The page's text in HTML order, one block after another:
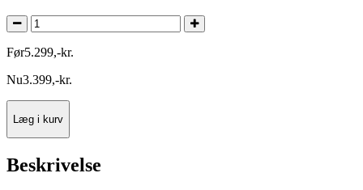
Før5.299,-kr.
Nu3.399,-kr.
Læg i kurv
Beskrivelse